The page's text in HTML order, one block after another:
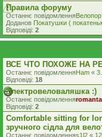
Правила форуму
Останнє повідомлення
Доданов Покатушки (
Відповіді: 2
ВСЕ ЧТО ПОХОЖЕ НА
Останнє повідомленняHam «
Відповіді: 18
Электровеловаляшка :)
Останнє повідомленняromanta
Відповіді: 2
Comfortable sitting for
зручного сідла для
Останнє повідомленняs1l2 «